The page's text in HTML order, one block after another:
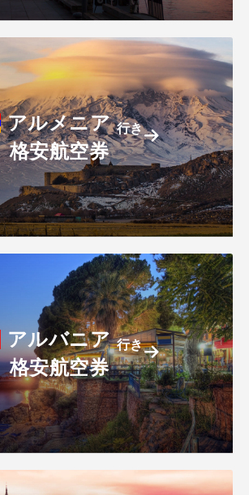
アルメニア行き
格安航空券
アルバニア行き
格安航空券